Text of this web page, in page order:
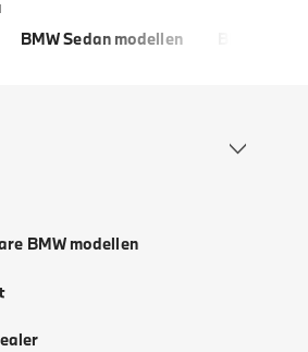
BMW Sedan modellen
BMW modellen